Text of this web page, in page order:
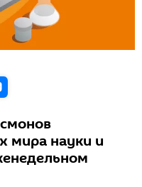
мира науки и